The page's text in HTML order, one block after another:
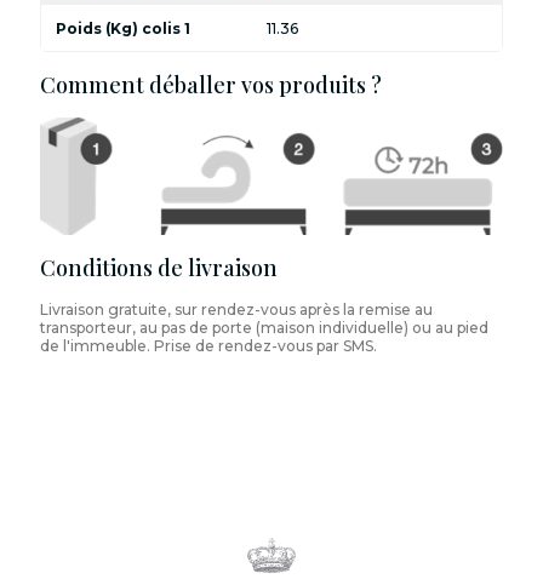
Poids (Kg) colis 1 11.36
Comment déballer vos produits ?
Conditions de livraison
Livraison gratuite, sur rendez-vous après la remise au
transporteur, au pas de porte (maison individuelle) ou au pied
de l'immeuble. Prise de rendez-vous par SMS.